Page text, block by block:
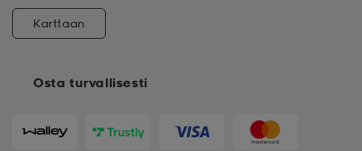
Osta turvallisesti
Karttaan